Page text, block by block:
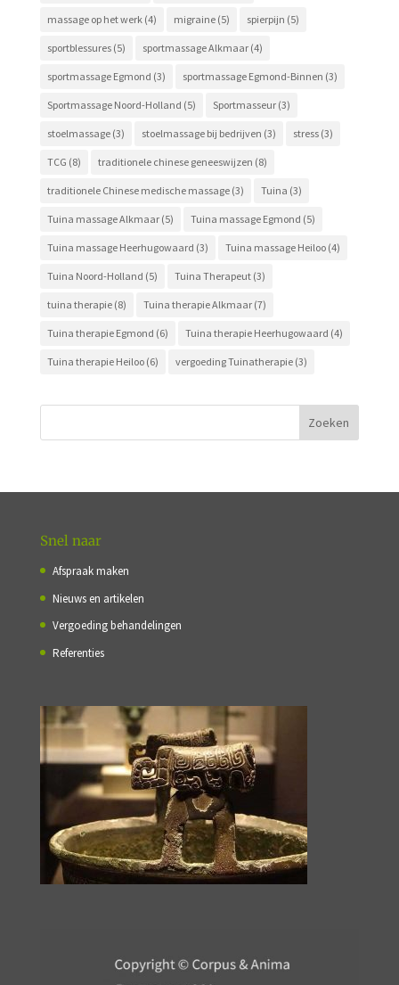
massage op het werk(4) migraine(5) spierpijn (5)
sportblessures(5) sportmassage Alkmaar(4)
sportmassage Egmond (3) sportmassage Egmond-Binnen (3)
Sportmassage Noord-Holland (5) Sportmasseur(3)
stoelmassage(3) stoelmassage bij bedrijven (3) stress(3)
TCG (8) traditionele chinese geneeswijzen (8)
traditionele Chinese medische massage(3) Tuina (3)
Tuina massage Alkmaar(5) Tuina massage Egmond (5)
Tuina massage Heerhugowaard (3) Tuina massage Heiloo(4)
Tuina Noord-Holland (5) Tuina Therapeut(3)
tuina therapie(8) Tuina therapie Alkmaar(7)
Tuina therapie Egmond (6) Tuina therapie Heerhugowaard (4)
Tuina therapie Heiloo(6) vergoeding Tuinatherapie(3)
Snel naar
Afspraak maken
Nieuws en artikelen
Vergoeding behandelingen
Referenties